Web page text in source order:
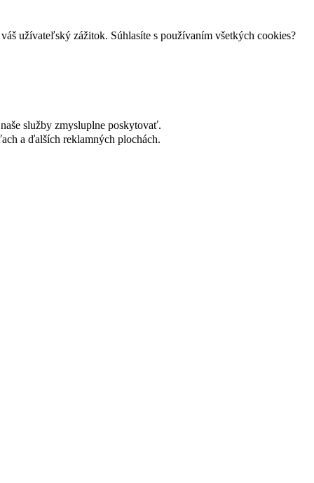
užívateľský zážitok. Súhlasíte s používaním všetkých cookies?
služby zmysluplne poskytovať.
a ďalších reklamných plochách.